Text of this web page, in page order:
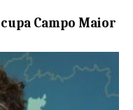
Campo Maior